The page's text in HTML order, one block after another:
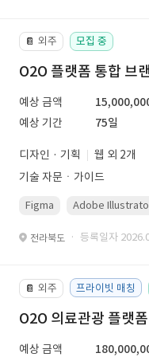
📔 외주 모집 중
O2O 플랫폼 통합 브
예상 금액
예상 기간
75일
디자인 · 기획
웹 외 2개
기술 자문ㆍ가이드
Figma Adobe
전라북도 · 등록일자
📔 외주 프라이빗 매칭
O2O 의료관광 플랫
예상 금액